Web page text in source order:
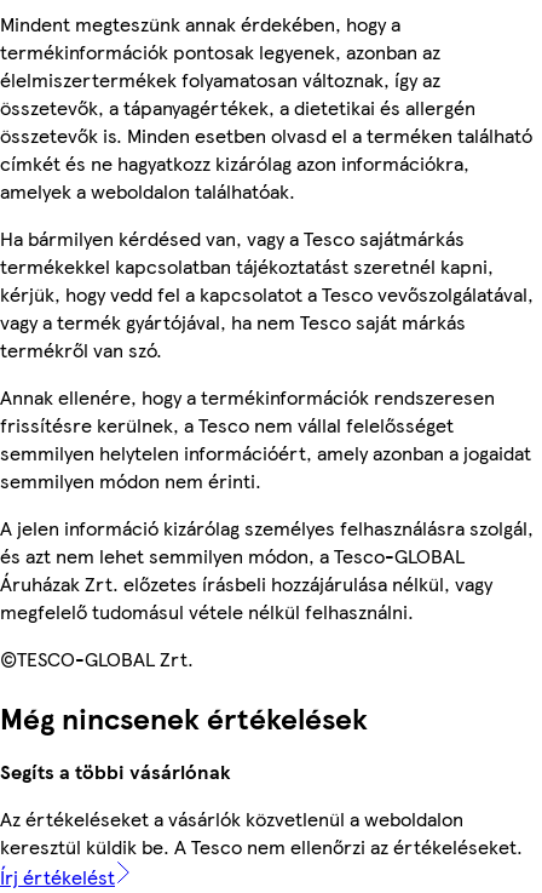
Mindent megteszünk annak érdekében, hogy a
termékinformációk pontosak legyenek, azonban az
élelmiszertermékek folyamatosan változnak, így az
összetevők, a tápanyagértékek, a dietetikai és allergén
összetevők is. Minden esetben olvasd el a terméken található
címkét és ne hagyatkozz kizárólag azon információkra,
amelyek a weboldalon találhatóak.
Ha bármilyen kérdésed van, vagy a Tesco sajátmárkás
termékekkel kapcsolatban tájékoztatást szeretnél kapni,
kérjük, hogy vedd fel a kapcsolatot a Tesco vevőszolgálatával,
vagy a termék gyártójával, ha nem Tesco saját márkás
termékről van szó.
Annak ellenére, hogy a termékinformációk rendszeresen
frissítésre kerülnek, a Tesco nem vállal felelősséget
semmilyen helytelen információért, amely azonban a jogaidat
semmilyen módon nem érinti.
A jelen információ kizárólag személyes felhasználásra szolgál,
és azt nem lehet semmilyen módon, a Tesco-GLOBAL
Áruházak Zrt. előzetes írásbeli hozzájárulása nélkül, vagy
megfelelő tudomásul vétele nélkül felhasználni.
©TESCO-GLOBAL Zrt.
Még nincsenek értékelések
Segíts a többi vásárlónak
Az értékeléseket a vásárlók közvetlenül a weboldalon
keresztül küldik be. A Tesco nem ellenőrzi az értékeléseket.
Írj értékelést